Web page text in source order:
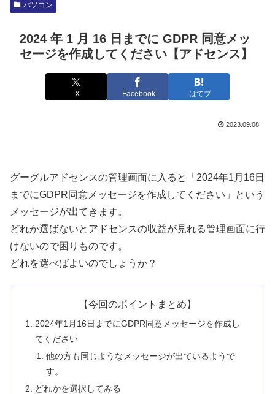
パソコン
2024 年 1 月 16 日までに GDPR 同意メッ
セージを作成してください【アドセンス】
X Facebook はてブ
2023.09.08
グーグルアドセンスの管理画面に入ると「2024年1月16日
までにGDPR同意メッセージを作成してください」という
メッセージが出てきます。
どれか選ばないとアドセンスの収益が見れる管理画面に行
けないので困りものです。
どれを選べばよいのでしょうか？
【今回のポイントまとめ】
2024年1月16日までにGDPR同意メッセージを作成し
てください
他の方も同じようなメッセージが出ているようで
す。
どれかを選択してみる